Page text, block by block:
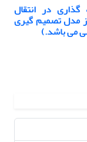
در انتقال
مدل تصمیم گیری
می باشد.)